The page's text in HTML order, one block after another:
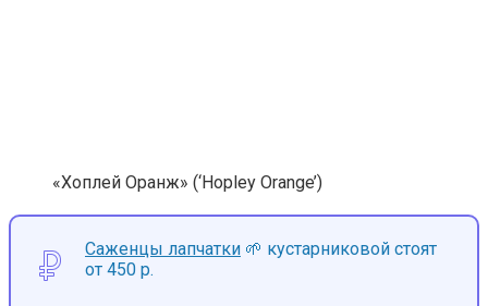
«Хоплей Оранж» (‘Hopley Orange’)
Саженцы лапчатки 🌱 кустарниковой стоят
от 450 р.